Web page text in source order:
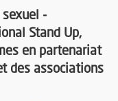
sexuel -
Stand Up,
en partenariat
des associations